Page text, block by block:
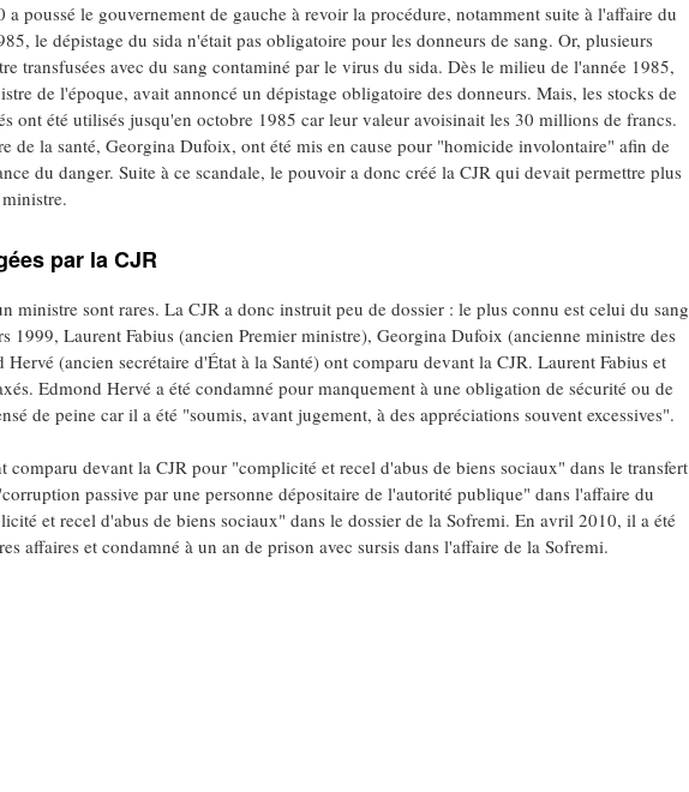
a poussé le gouvernement de gauche à revoir la procédure, notamment suite à l'affaire du
le dépistage du sida n'était pas obligatoire pour les donneurs de sang. Or, plusieurs
transfusées avec du sang contaminé par le virus du sida. Dès le milieu de l'année 1985,
de l'époque, avait annoncé un dépistage obligatoire des donneurs. Mais, les stocks de
ont été utilisés jusqu'en octobre 1985 car leur valeur avoisinait les 30 millions de francs.
de la santé, Georgina Dufoix, ont été mis en cause pour "homicide involontaire" afin de
du danger. Suite à ce scandale, le pouvoir a donc créé la CJR qui devait permettre plus
par la CJR
ministre sont rares. La CJR a donc instruit peu de dossier : le plus connu est celui du sang
1999, Laurent Fabius (ancien Premier ministre), Georgina Dufoix (ancienne ministre des
(ancien secrétaire d'État à la Santé) ont comparu devant la CJR. Laurent Fabius et
Edmond Hervé a été condamné pour manquement à une obligation de sécurité ou de
de peine car il a été "soumis, avant jugement, à des appréciations souvent excessives".
comparu devant la CJR pour "complicité et recel d'abus de biens sociaux" dans le transfert
passive par une personne dépositaire de l'autorité publique" dans l'affaire du
et recel d'abus de biens sociaux" dans le dossier de la Sofremi. En avril 2010, il a été
affaires et condamné à un an de prison avec sursis dans l'affaire de la Sofremi.